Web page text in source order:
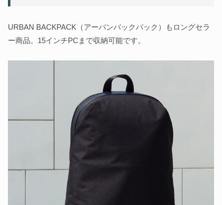
URBAN BACKPACK（アーバンバックパック）もロングセラ
ー商品。15インチPCまで収納可能です。